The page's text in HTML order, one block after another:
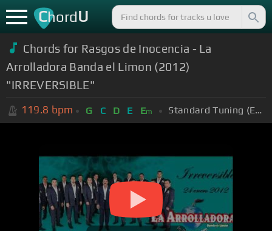
ChordU
Chords for Rasgos de Inocencia - La
Arrolladora Banda el Limon (2012)
"IRREVERSIBLE"
119.8 bpm G C D E Em Standard Tuning (EADGBE)